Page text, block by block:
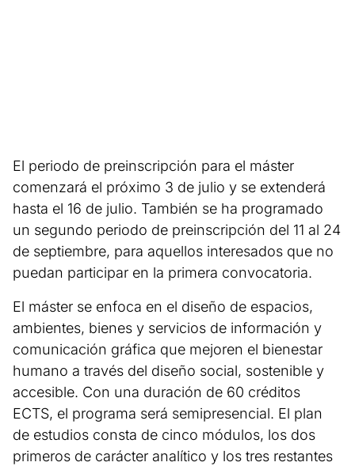
El periodo de preinscripción para el máster
comenzará el próximo 3 de julio y se extenderá
hasta el 16 de julio. También se ha programado
un segundo periodo de preinscripción del 11 al 24
de septiembre, para aquellos interesados que no
puedan participar en la primera convocatoria.
El máster se enfoca en el diseño de espacios,
ambientes, bienes y servicios de información y
comunicación gráfica que mejoren el bienestar
humano a través del diseño social, sostenible y
accesible. Con una duración de 60 créditos
ECTS, el programa será semipresencial. El plan
de estudios consta de cinco módulos, los dos
primeros de carácter analítico y los tres restantes